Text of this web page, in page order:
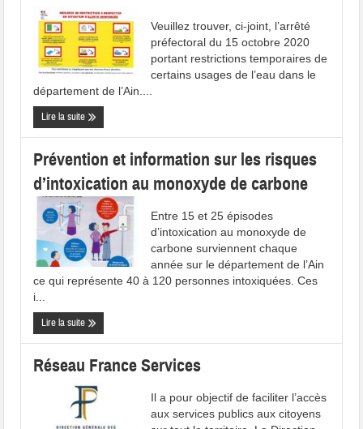
Veuillez trouver, ci-joint, l’arrêté
préfectoral du 15 octobre 2020
portant restrictions temporaires de
certains usages de l’eau dans le
département de l’Ain....
Lire la suite
Prévention et information sur les risques
d’intoxication au monoxyde de carbone
Entre 15 et 25 épisodes
d’intoxication au monoxyde de
carbone surviennent chaque
année sur le département de l’Ain
ce qui représente 40 à 120 personnes intoxiquées. Ces
i...
Lire la suite
Réseau France Services
Il a pour objectif de faciliter l’accès
aux services publics aux citoyens